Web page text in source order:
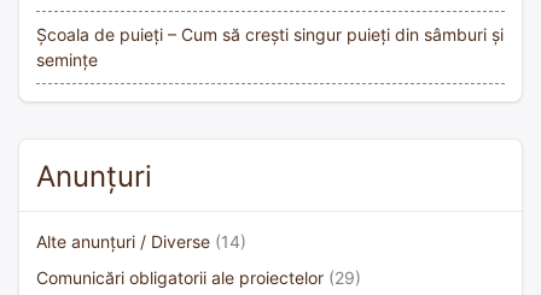
Școala de puieți – Cum să crești singur puieți din sâmburi și
semințe
Anunțuri
Alte anunțuri / Diverse (14)
Comunicări obligatorii ale proiectelor (29)